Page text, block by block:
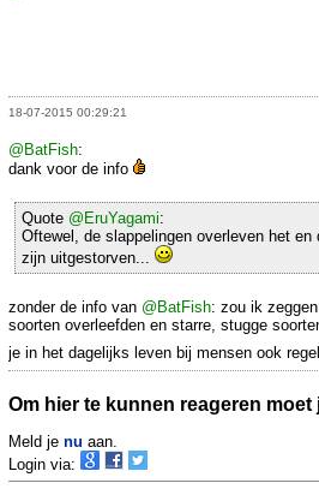
18-07-2015 00:29:21
@BatFish:
dank voor de info
Quote @EruYagami:
Oftewel, de slappelingen overleven het en
zijn uitgestorven...
zonder de info van @BatFish: zou ik
soorten overleefden en starre, stugge
je in het dagelijks leven bij mensen ook
Om hier te kunnen reageren moet
Meld je nu aan.
Login via: